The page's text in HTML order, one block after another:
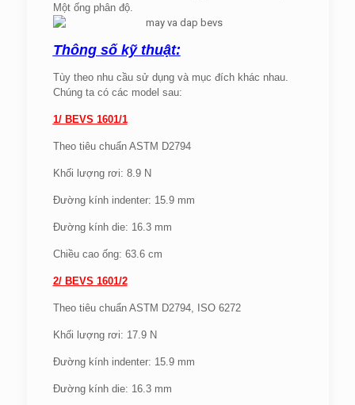
Một ống phân độ.
Thông số kỹ thuật:
Tùy theo nhu cầu sử dụng và mục đích khác nhau.
Chúng ta có các model sau:
1/ BEVS 1601/1
Theo tiêu chuẩn ASTM D2794
Khối lượng rơi: 8.9 N
Đường kính indenter: 15.9 mm
Đường kính die: 16.3 mm
Chiều cao ống: 63.6 cm
2/ BEVS 1601/2
Theo tiêu chuẩn ASTM D2794, ISO 6272
Khối lượng rơi: 17.9 N
Đường kính indenter: 15.9 mm
Đường kính die: 16.3 mm